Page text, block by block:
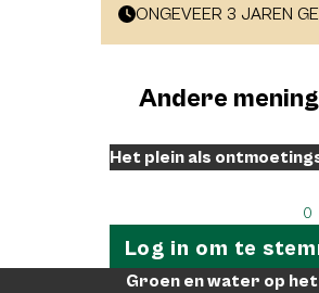
ONGEVEER 3 JAREN
Andere
Het plein als
0
Log in om te
Groen en water op